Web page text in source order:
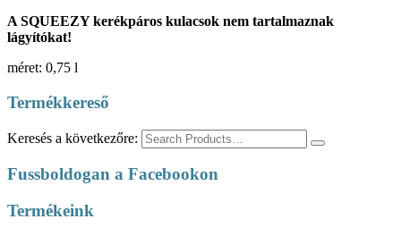
A SQUEEZY kerékpáros kulacsok nem tartalmaznak
lágyítókat!
méret: 0,75 l
Termékkereső
Keresés a következőre:
Fussboldogan a Facebookon
Termékeink